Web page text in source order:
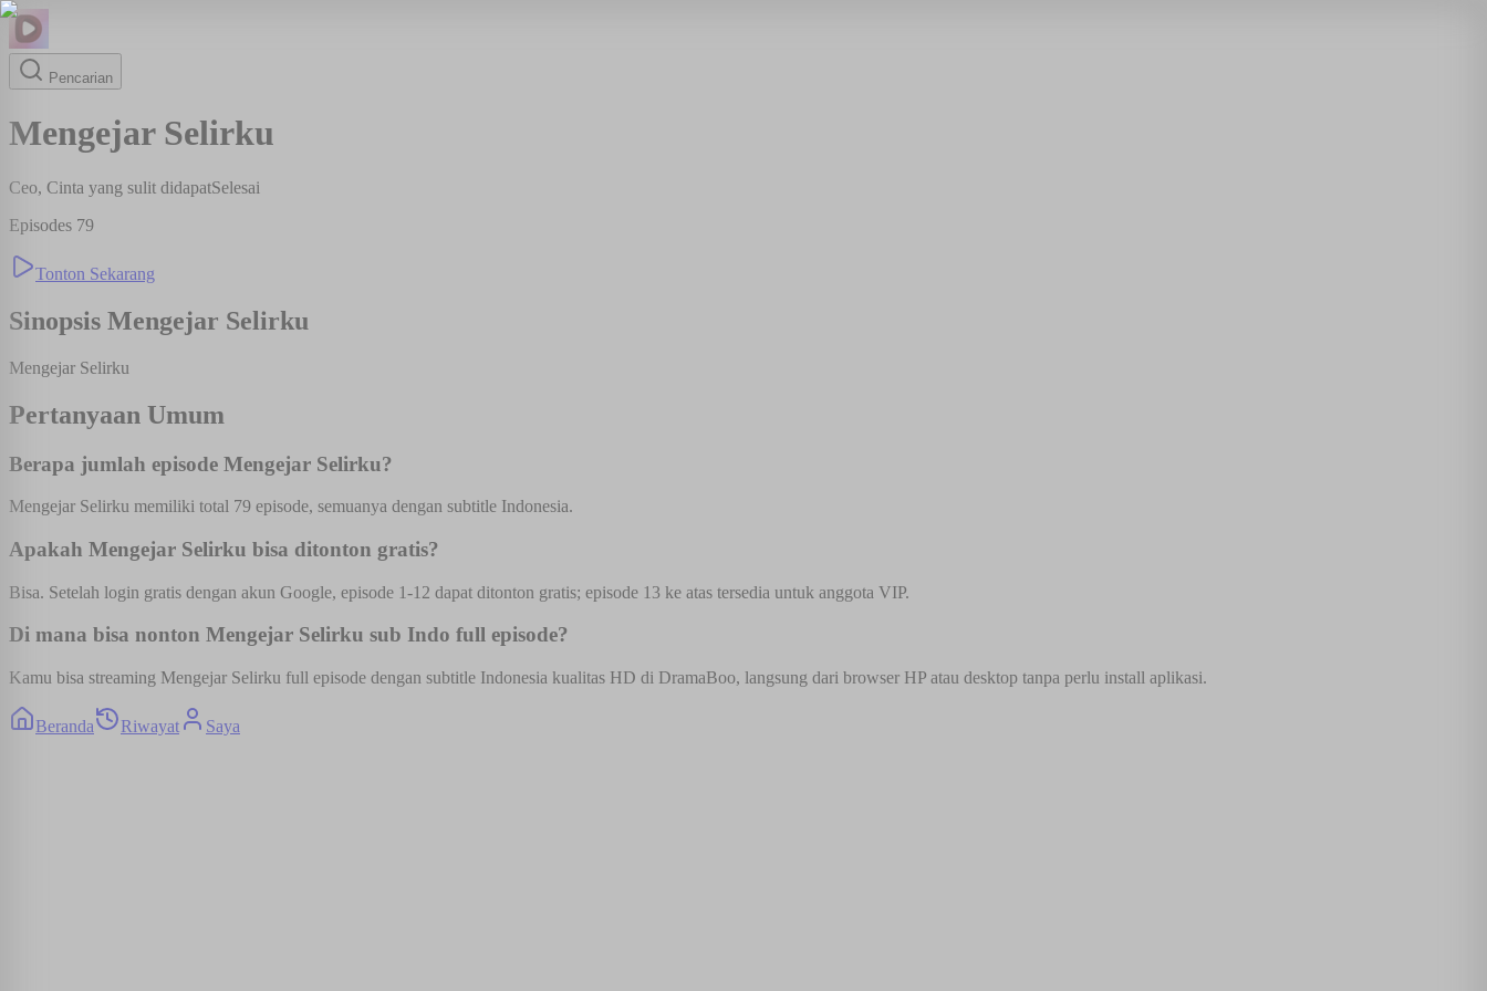
Pencarian
Mengejar Selirku
Ceo, Cinta yang sulit didapatSelesai
Episodes 79
Tonton Sekarang
Sinopsis Mengejar Selirku
Mengejar Selirku
Pertanyaan Umum
Berapa jumlah episode Mengejar Selirku?
Mengejar Selirku memiliki total 79 episode, semuanya dengan subtitle Indonesia.
Apakah Mengejar Selirku bisa ditonton gratis?
Bisa. Setelah login gratis dengan akun Google, episode 1-12 dapat ditonton gratis; episode 13 ke atas tersedia untuk anggota VIP.
Di mana bisa nonton Mengejar Selirku sub Indo full episode?
Kamu bisa streaming Mengejar Selirku full episode dengan subtitle Indonesia kualitas HD di DramaBoo, langsung dari browser HP atau desktop tanpa perlu install aplikasi.
Beranda Riwayat Saya